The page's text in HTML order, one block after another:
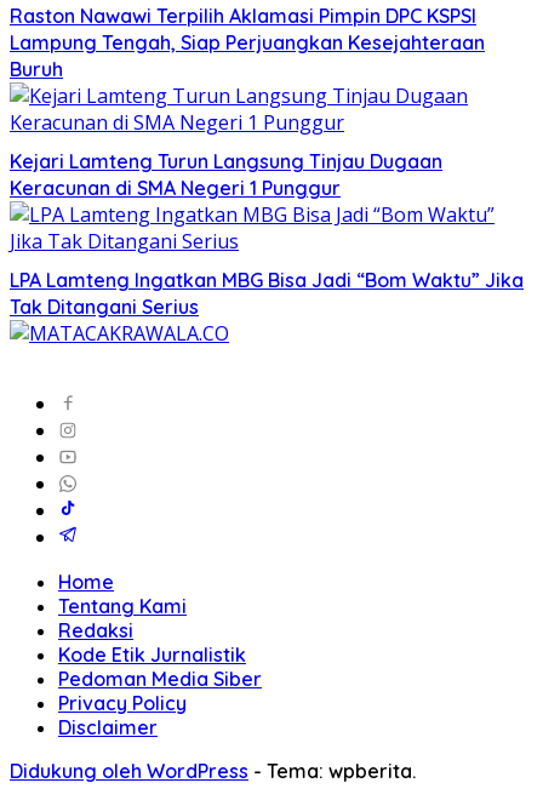
Raston Nawawi Terpilih Aklamasi Pimpin DPC KSPSI
Lampung Tengah, Siap Perjuangkan Kesejahteraan
Buruh
Kejari Lamteng Turun Langsung Tinjau Dugaan
Keracunan di SMA Negeri 1 Punggur
LPA Lamteng Ingatkan MBG Bisa Jadi “Bom Waktu” Jika
Tak Ditangani Serius
Home
Tentang Kami
Redaksi
Kode Etik Jurnalistik
Pedoman Media Siber
Privacy Policy
Disclaimer
Didukung oleh WordPress - Tema: wpberita.